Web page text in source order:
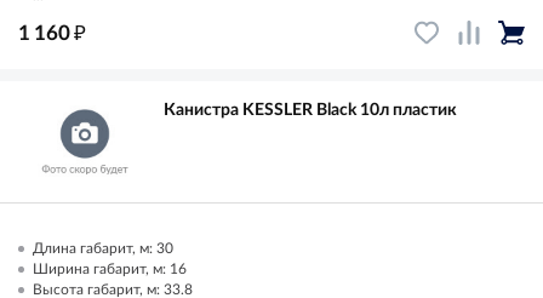
1 160₽
Канистра KESSLER Black 10л пластик
Длина габарит, м: 30
Ширина габарит, м: 16
Высота габарит, м: 33.8